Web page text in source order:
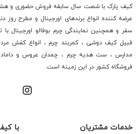
کیف پارک با شصت سال سابقه فروش حضوری و
عرضه کننده انواع برندهای اورجینال و مطرح روز
قبیل کیف دوشی ، کمربند چرم ، انواع کفش
مدارس ، ست هدیه چرم ، چمدان عروس و
فروشگاه کشور در این زمینه است.
خدمات مشتریان با